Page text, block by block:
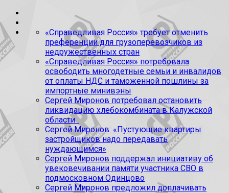
«Справедливая Россия» требует отменить
преференции для грузоперевозчиков из
недружественных стран
«Справедливая Россия» потребовала
освободить многодетные семьи и инвалидов
от оплаты НДС и таможенной пошлины за
импортные минивэны
Сергей Миронов потребовал остановить
ликвидацию хлебокомбината в Калужской
области
Сергей Миронов: «Пустующие квартиры
застройщиков надо передавать
нуждающимся»
Сергей Миронов поддержал инициативу об
увековечивании памяти участника СВО в
подмосковном Одинцово
Сергей Миронов предложил доплачивать